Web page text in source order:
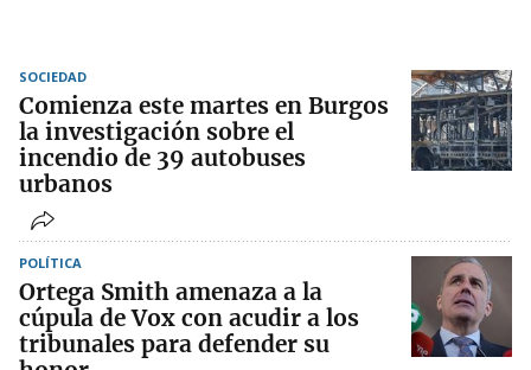
SOCIEDAD
Comienza este martes en Burgos
la investigación sobre el
incendio de 39 autobuses
urbanos
POLÍTICA
Ortega Smith amenaza a la
cúpula de Vox con acudir a los
tribunales para defender su